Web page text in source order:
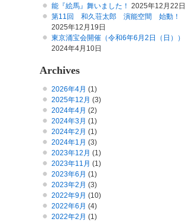
能『絵馬』舞いました！ 2025年12月22日
第11回 和久荘太郎 演能空間 始動！
2025年12月19日
東京涌宝会開催（令和6年6月2日（日））
2024年4月10日
Archives
2026年4月 (1)
2025年12月 (3)
2024年4月 (2)
2024年3月 (1)
2024年2月 (1)
2024年1月 (3)
2023年12月 (1)
2023年11月 (1)
2023年6月 (1)
2023年2月 (3)
2022年9月 (10)
2022年6月 (4)
2022年2月 (1)